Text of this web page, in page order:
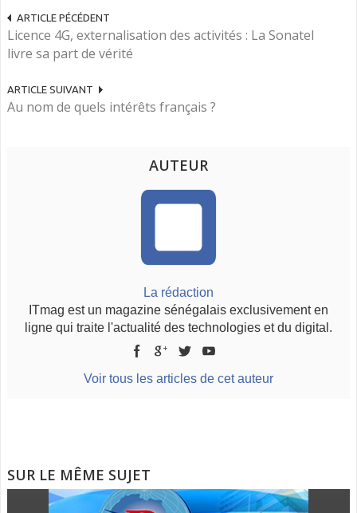
ARTICLE PÉCÉDENT
Licence 4G, externalisation des activités : La Sonatel
livre sa part de vérité
ARTICLE SUIVANT
Au nom de quels intérêts français ?
AUTEUR
La rédaction
ITmag est un magazine sénégalais exclusivement en
ligne qui traite l'actualité des technologies et du digital.
Voir tous les articles de cet auteur
SUR LE MÊME SUJET